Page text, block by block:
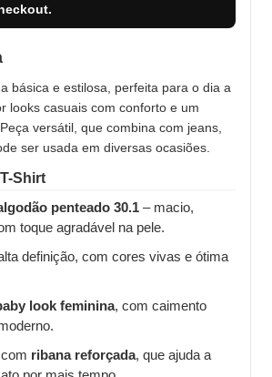
básica e estilosa, perfeita para o dia a
looks casuais com conforto e um
versátil, que combina com jeans,
ser usada em diversas ocasiões.
Shirt
penteado 30.1 – macio,
toque agradável na pele.
definição, com cores vivas e ótima
look feminina, com caimento
ribana reforçada, que ajuda a